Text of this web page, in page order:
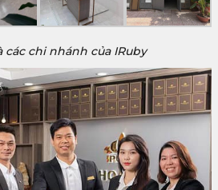
các chi nhánh của IRuby